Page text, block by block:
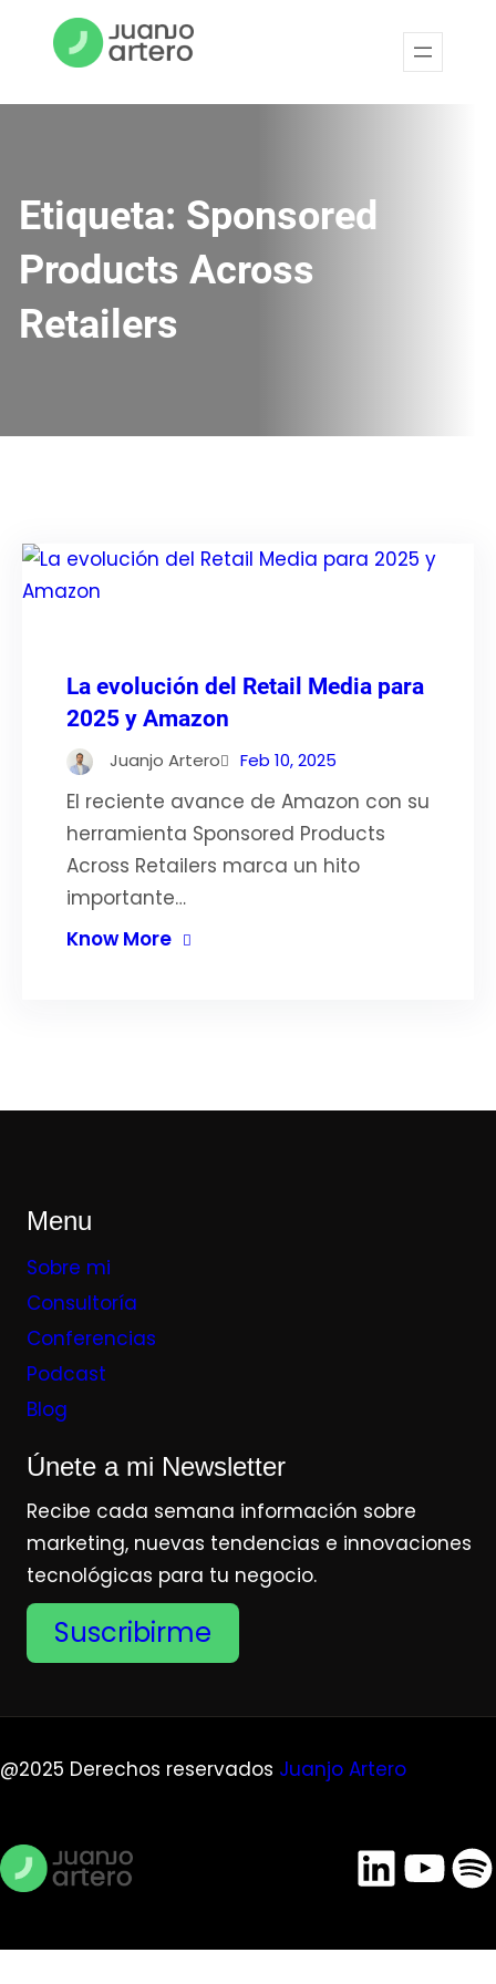
Etiqueta: Sponsored
Products Across
Retailers
La evolución del Retail Media para
2025 y Amazon
Juanjo Artero Feb 10, 2025
El reciente avance de Amazon con su
herramienta Sponsored Products
Across Retailers marca un hito
importante…
Know More
Menu
Sobre mi
Consultoría
Conferencias
Podcast
Blog
Únete a mi Newsletter
Recibe cada semana información sobre
marketing, nuevas tendencias e innovaciones
tecnológicas para tu negocio.
Suscribirme
@2025 Derechos reservados Juanjo Artero